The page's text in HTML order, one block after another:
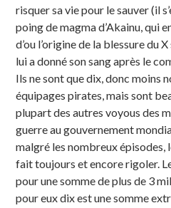
risquer sa vie pour le sauver (il
poing de magma d’Akainu, qui
d’ou l’origine de la blessure du
lui a donné son sang après le
Ils ne sont que dix, donc moins
équipages pirates, mais sont
plupart des autres voyous des
guerre au gouvernement
malgré les nombreux épisodes,
fait toujours et encore rigoler.
pour une somme de plus de 3
pour eux dix est une somme